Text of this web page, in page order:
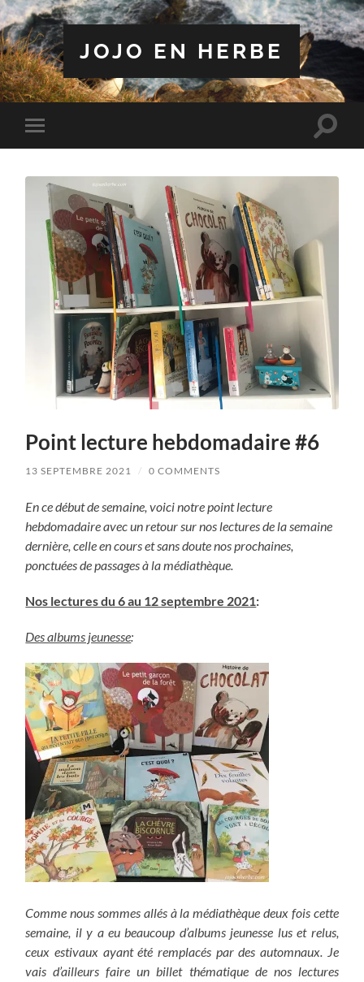
JOJO EN HERBE
Toggle
mobile
Toggle
Point lecture hebdomadaire #6
13 SEPTEMBRE 2021 / 0 COMMENTS
En ce début de semaine, voici notre point lecture
hebdomadaire avec un retour sur nos lectures de la semaine
dernière, celle en cours et sans doute nos prochaines,
ponctuées de passages à la médiathèque.
Nos lectures du 6 au 12 septembre 2021:
Des albums jeunesse:
Comme nous sommes allés à la médiathèque deux fois cette
semaine, il y a eu beaucoup d’albums jeunesse lus et relus,
ceux estivaux ayant été remplacés par des automnaux. Je
vais d’ailleurs faire un billet thématique de nos lectures